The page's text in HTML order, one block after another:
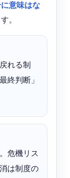
意味はな
。
れる制
終判断」
危機リス
は制度の